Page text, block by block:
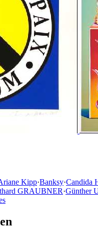
Kipp·Banksy·Candida
GRAUBNER·Günther